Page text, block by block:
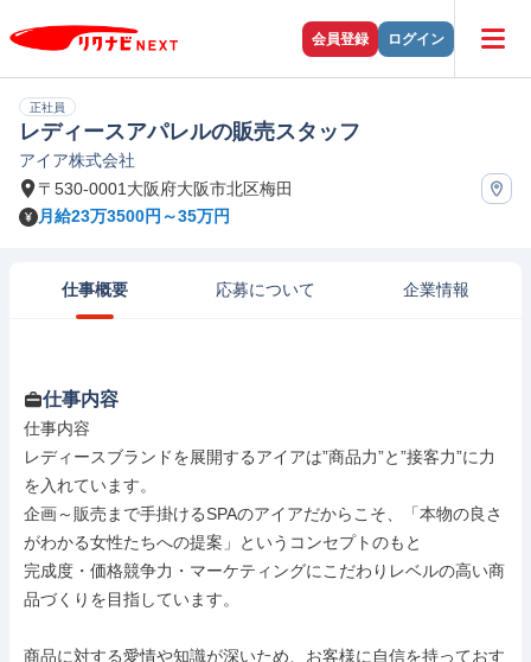
会員登録 ログイン
正社員
レディースアパレルの販売スタッフ
アイア株式会社
〒530-0001大阪府大阪市北区梅田
月給23万3500円～35万円
仕事概要 応募について 企業情報
仕事内容
仕事内容
レディースブランドを展開するアイアは”商品力”と”接客力”に力
を入れています。
企画～販売まで手掛けるSPAのアイアだからこそ、「本物の良さ
がわかる女性たちへの提案」というコンセプトのもと
完成度・価格競争力・マーケティングにこだわりレベルの高い商
品づくりを目指しています。
商品に対する愛情や知識が深いため、お客様に自信を持っておす